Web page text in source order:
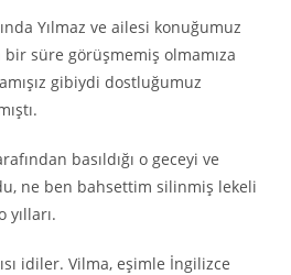
Yılmaz ve ailesi konuğumuz
süre görüşmemiş olmamıza
gibiydi dostluğumuz
basıldığı o geceyi ve
ne ben bahsettim silinmiş lekeli
yılları.
idiler. Vilma, eşimle İngilizce